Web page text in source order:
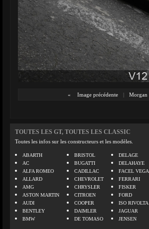
« Image précédente | Morgan
TOUTES LES GT, TOUTES LES CLASSIC
Toutes les infos sur les constructeurs et les modèles.
ABARTH
AC
ALFA ROMEO
ALLARD
AMG
ASTON MARTIN
AUDI
BENTLEY
BMW
BRISTOL
BUGATTI
CADILLAC
CHEVROLET
CHRYSLER
CITROEN
COOPER
DAIMLER
DE TOMASO
DELAGE
DELAHAYE
FACEL VEGA
FERRARI
FISKER
FORD
ISO RIVOLTA
JAGUAR
JENSEN